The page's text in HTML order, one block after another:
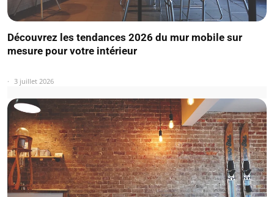
Découvrez les tendances 2026 du mur mobile sur
mesure pour votre intérieur
3 juillet 2026